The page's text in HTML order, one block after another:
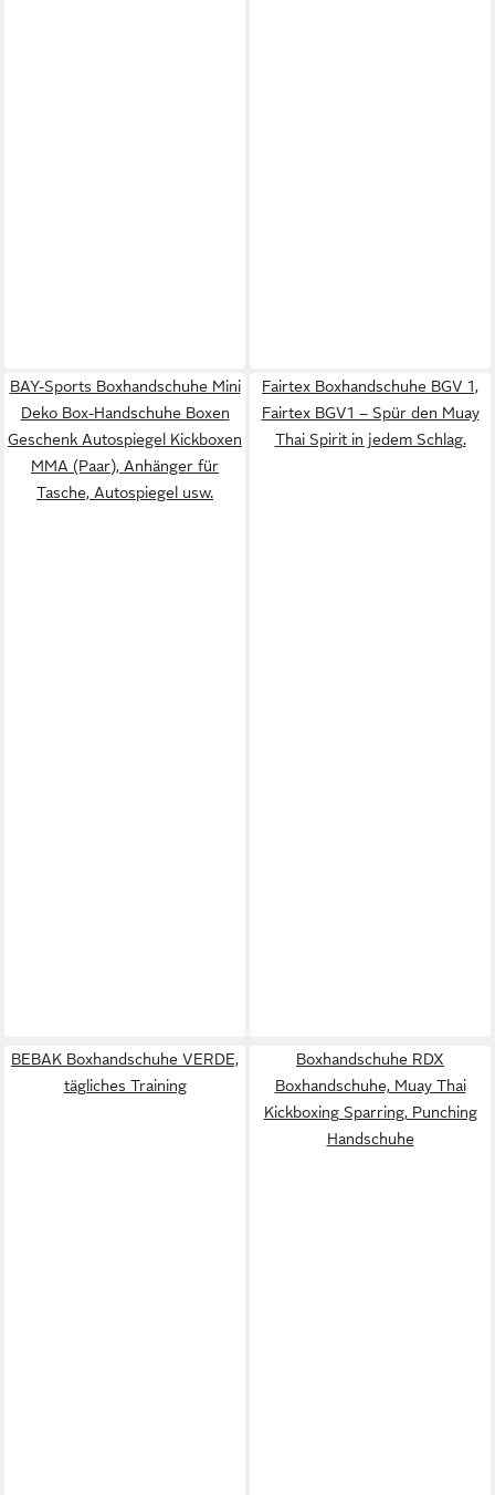
BAY-Sports Boxhandschuhe Mini
Deko Box-Handschuhe Boxen
Geschenk Autospiegel Kickboxen
MMA (Paar), Anhänger für
Tasche, Autospiegel usw.
Fairtex Boxhandschuhe BGV 1,
Fairtex BGV1 – Spür den Muay
Thai Spirit in jedem Schlag.
BEBAK Boxhandschuhe VERDE,
tägliches Training
Boxhandschuhe RDX
Boxhandschuhe, Muay Thai
Kickboxing Sparring, Punching
Handschuhe